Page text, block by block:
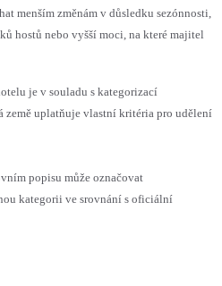
menším změnám v důsledku sezónnosti,
hostů nebo vyšší moci, na které majitel
je v souladu s kategorizací
země uplatňuje vlastní kritéria pro udělení
popisu může označovat
kategorii ve srovnání s oficiální